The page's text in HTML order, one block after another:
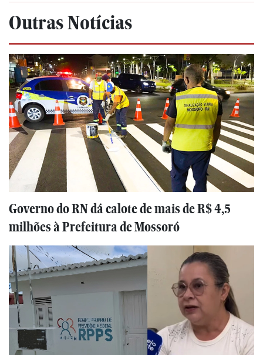
Outras Notícias
Governo do RN dá calote de mais de R$ 4,5
milhões à Prefeitura de Mossoró